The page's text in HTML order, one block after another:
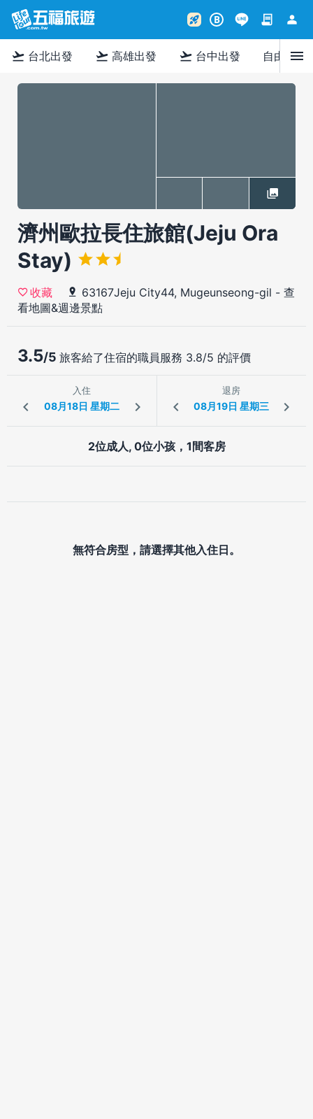
rocket_launch B contract person
flight_takeoff 台北出發 flight_takeoff 高雄出發 flight_takeoff 台中出發 自由行menu
濟州歐拉長住旅館(Jeju Ora
Stay)
收藏 63167Jeju City44, Mugeunseong-gil - 查
看地圖&週邊景點
3.5/5 旅客給了住宿的職員服務 3.8/5 的評價
入住 退房
2位成人, 0位小孩，1間客房
無符合房型，請選擇其他入住日。